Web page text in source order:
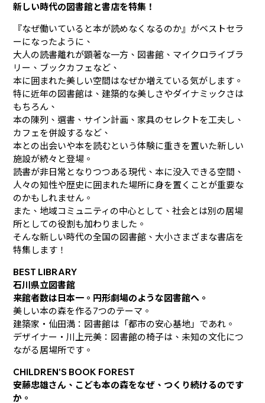
新しい時代の図書館と書店を特集！
『なぜ働いていると本が読めなくなるのか』がベストセラ
ーになったように、
大人の読書離れが顕著な一方、図書館、マイクロライブラ
リー、ブックカフェなど、
本に囲まれた美しい空間はなぜか増えている気がします。
特に近年の図書館は、建築的な美しさやダイナミックさは
もちろん、
本の陳列、選書、サイン計画、家具のセレクトを工夫し、
カフェを併設するなど、
本との出会いや本を読むという体験に重きを置いた新しい
施設が続々と登場。
読書が非日常となりつつある現代、本に没入できる空間、
人々の知性や歴史に囲まれた場所に身を置くことが重要な
のかもしれません。
また、地域コミュニティの中心として、社会とは別の居場
所としての役割も加わりました。
そんな新しい時代の全国の図書館、大小さまざまな書店を
特集します！
BEST LIBRARY
石川県立図書館
来館者数は日本一。円形劇場のような図書館へ。
美しい本の森を作る7つのテーマ。
建築家・仙田満：図書館は「都市の安心基地」であれ。
デザイナー・川上元美：図書館の椅子は、未知の文化につ
ながる居場所です。
CHILDREN'S BOOK FOREST
安藤忠雄さん、こども本の森をなぜ、つくり続けるのです
か。